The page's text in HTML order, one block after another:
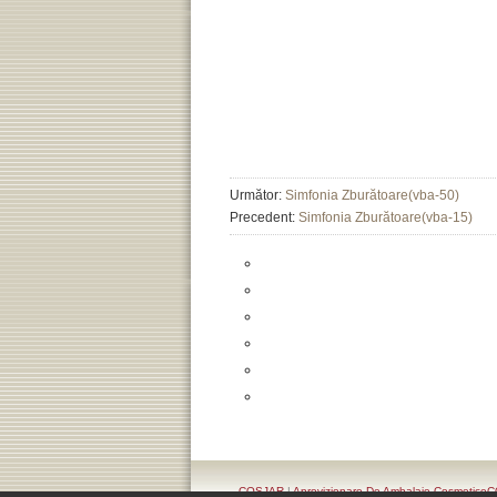
Următor: Simfonia Zburătoare(vba-50)
Precedent: Simfonia Zburătoare(vba-15)
COSJAR|Aprovizionare De Ambalaje